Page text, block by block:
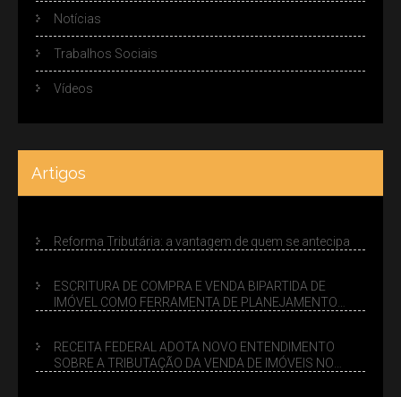
Notícias
Trabalhos Sociais
Vídeos
Artigos
Reforma Tributária: a vantagem de quem se antecipa
ESCRITURA DE COMPRA E VENDA BIPARTIDA DE
IMÓVEL COMO FERRAMENTA DE PLANEJAMENTO
RECEITA FEDERAL ADOTA NOVO ENTENDIMENTO
SOBRE A TRIBUTAÇÃO DA VENDA DE IMÓVEIS NO